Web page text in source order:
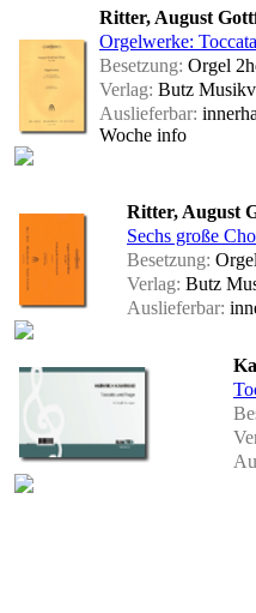
Ritter, August
Orgelwerke:
Besetzung: Orgel
Verlag: Butz
Auslieferbar:
Woche info
Ritter, August
Sechs große
Besetzung:
Verlag: Butz
Auslieferbar: